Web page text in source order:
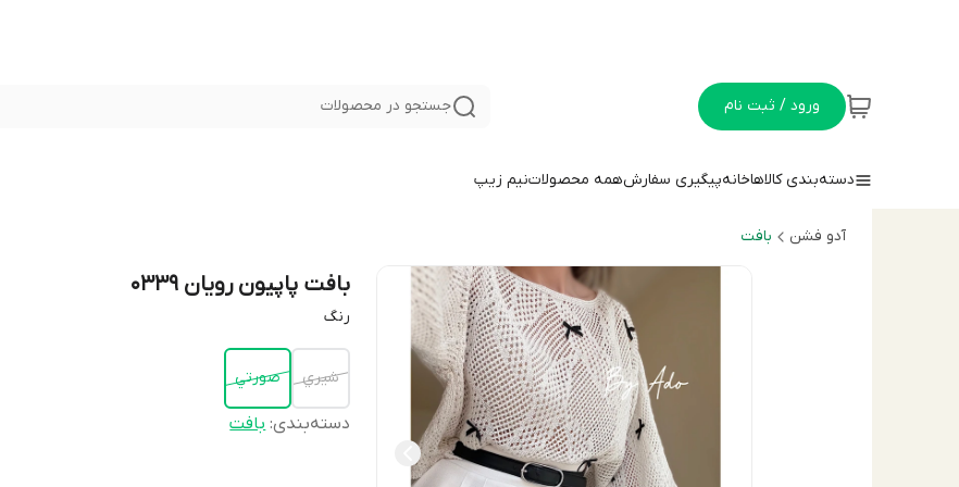
ورود / ثبت نام جستجو در محصولات
دسته‌بندی کالاهاخانهپیگیری سفارشهمه محصولاتنيم زيپ
آدو فشن بافت
بافت پاپیون رویان 0339
رنگ
شيري صورتي
دسته‌بندی:بافت